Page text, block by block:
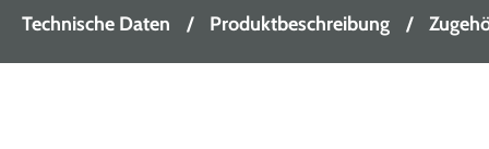
Technische Daten Produktbeschreibung